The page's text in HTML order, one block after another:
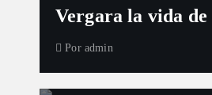
Vergara la vida
Por admin